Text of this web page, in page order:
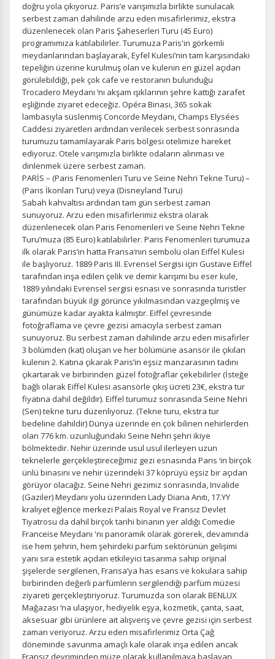
doğru yola çıkıyoruz. Paris’e varışımızla birlikte sunulacak
serbest zaman dahilinde arzu eden misafirlerimiz, ekstra
düzenlenecek olan Paris Şaheserleri Turu (45 Euro)
programımıza katılabilirler. Turumuza Paris'in görkemli
meydanlarından başlayarak, Eyfel Kulesi’nin tam karşısındaki
tepeliğin üzerine kurulmuş olan ve kulenin en güzel açıdan
görülebildiği, pek çok cafe ve restoranın bulunduğu
Trocadero Meydanı ‘nı akşam ışıklarının şehre kattığı zarafet
eşliğinde ziyaret edeceğiz. Opéra Binası, 365 sokak
lambasıyla süslenmiş Concorde Meydanı, Champs Elysées
Caddesi ziyaretleri ardından verilecek serbest sonrasında
turumuzu tamamlayarak Paris bölgesi otelimize hareket
ediyoruz. Otele varışımızla birlikte odaların alınması ve
dinlenmek üzere serbest zaman.
PARİS – (Paris Fenomenleri Turu ve Seine Nehri Tekne Turu) –
(Paris İkonları Turu) veya (Disneyland Turu)
Sabah kahvaltısı ardından tam gün serbest zaman
sunuyoruz. Arzu eden misafirlerimiz ekstra olarak
düzenlenecek olan Paris Fenomenleri ve Seine Nehri Tekne
Turu’muza (85 Euro) katılabilirler. Paris Fenomenleri turumuza
ilk olarak Paris‘in hatta Fransa‘nın sembolü olan Eiffel Kulesi
ile başlıyoruz. 1889 Paris III. Evrensel Sergisi için Gustave Eiffel
tarafından inşa edilen çelik ve demir karışımı bu eser kule,
1889 yılındaki Evrensel sergisi esnası ve sonrasında turistler
tarafından büyük ilgi görünce yıkılmasından vazgeçilmiş ve
günümüze kadar ayakta kalmıştır. Eiffel çevresinde
fotoğraflama ve çevre gezisi amacıyla serbest zaman
sunuyoruz. Bu serbest zaman dahilinde arzu eden misafirler
3 bölümden (kat) oluşan ve her bölümüne asansör ile çıkılan
kulenin 2. Katına çıkarak Paris’in eşsiz manzarasının tadını
çıkartarak ve birbirinden güzel fotoğraflar çekebilirler (İsteğe
bağlı olarak Eiffel Kulesi asansörle çıkış ücreti 23€, ekstra tur
fiyatına dahil değildir). Eiffel turumuz sonrasında Seine Nehri
(Sen) tekne turu düzenliyoruz. (Tekne turu, ekstra tur
bedeline dahildir) Dünya üzerinde en çok bilinen nehirlerden
olan 776 km. uzunluğundaki Seine Nehri şehri ikiye
bölmektedir. Nehir üzerinde usul usul ilerleyen uzun
teknelerle gerçekleştireceğimiz gezi esnasında Paris ‘in birçok
ünlü binasını ve nehir üzerindeki 37 köprüyü eşsiz bir açıdan
görüyor olacağız. Seine Nehri gezimiz sonrasında, Invalide
(Gaziler) Meydanı yolu üzerinden Lady Diana Anıtı, 17.YY
kraliyet eğlence merkezi Palais Royal ve Fransız Devlet
Tiyatrosu da dahil birçok tarihi binanın yer aldığı Comedie
Franceise Meydanı 'nı panoramik olarak görerek, devamında
ise hem şehrin, hem şehirdeki parfüm sektörünün gelişimi
yanı sıra estetik açıdan etkileyici tasarıma sahip orijinal
şişelerde sergilenen, Fransa’ya has esans ve kokulara sahip
birbirinden değerli parfümlerin sergilendiği parfüm müzesi
ziyareti gerçekleştiriyoruz. Turumuzda son olarak BENLUX
Mağazası ‘na ulaşıyor, hediyelik eşya, kozmetik, çanta, saat,
aksesuar gibi ürünlere ait alışveriş ve çevre gezisi için serbest
zaman veriyoruz. Arzu eden misafirlerimiz Orta Çağ
döneminde savunma amaçlı kale olarak inşa edilen ancak
Fransız devriminden müze olarak kullanılmaya başlayan,